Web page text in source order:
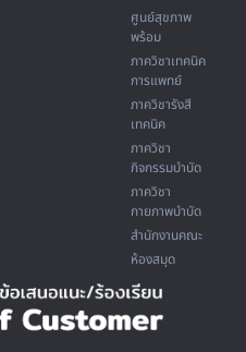
ศูนย์สุขภาพ
พร้อม
ภาควิชาเทคนิค
การแพทย์
ภาควิชารังสี
เทคนิค
ภาควิชา
กิจกรรมบำบัด
ภาควิชา
กายภาพบำบัด
สำนักงานคณะ
ห้องสมุด